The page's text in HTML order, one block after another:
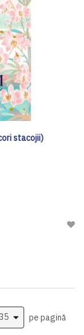
stacojii)
pe pagină